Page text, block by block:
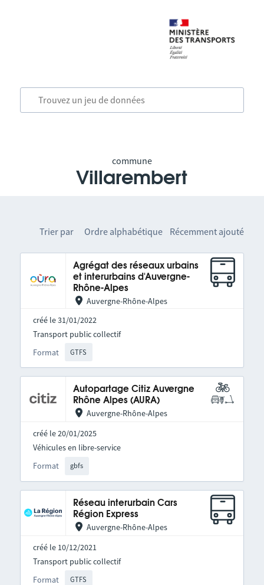
commune
Villarembert
Trier par Ordre alphabétique Récemment ajouté
Agrégat des réseaux urbains
et interurbains d'Auvergne-
Rhône-Alpes
Auvergne-Rhône-Alpes
créé le 31/01/2022
Format GTFS
Transport public collectif
Autopartage Citiz Auvergne
Rhône Alpes (AURA)
Auvergne-Rhône-Alpes
créé le 20/01/2025
Format gbfs
Véhicules en libre-service
Réseau interurbain Cars
Région Express
Auvergne-Rhône-Alpes
créé le 10/12/2021
Format GTFS
Transport public collectif